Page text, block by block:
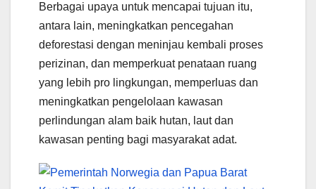
Berbagai upaya untuk mencapai tujuan itu,
antara lain, meningkatkan pencegahan
deforestasi dengan meninjau kembali proses
perizinan, dan memperkuat penataan ruang
yang lebih pro lingkungan, memperluas dan
meningkatkan pengelolaan kawasan
perlindungan alam baik hutan, laut dan
kawasan penting bagi masyarakat adat.